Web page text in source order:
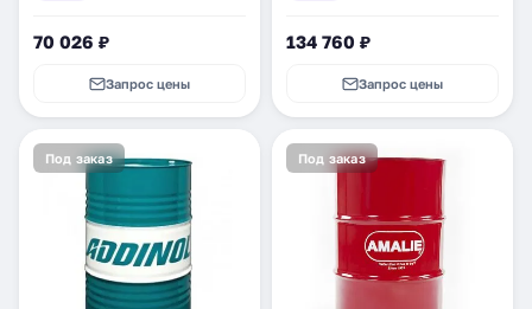
70 026 ₽
Запрос цены
134 760 ₽
Запрос цены
Под заказ Под заказ